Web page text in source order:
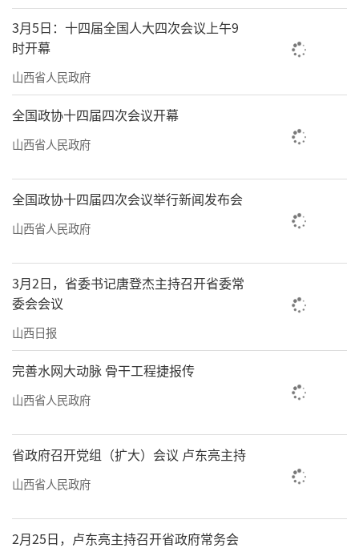
3月5日：十四届全国人大四次会议上午9
时开幕
山西省人民政府
全国政协十四届四次会议开幕
山西省人民政府
全国政协十四届四次会议举行新闻发布会
山西省人民政府
3月2日，省委书记唐登杰主持召开省委常
委会会议
山西日报
完善水网大动脉 骨干工程捷报传
山西省人民政府
省政府召开党组（扩大）会议 卢东亮主持
山西省人民政府
2月25日，卢东亮主持召开省政府常务会